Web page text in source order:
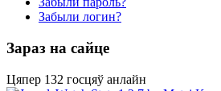
Забыли логин?
Зараз на сайце
Цяпер 132 госцяў анлайн